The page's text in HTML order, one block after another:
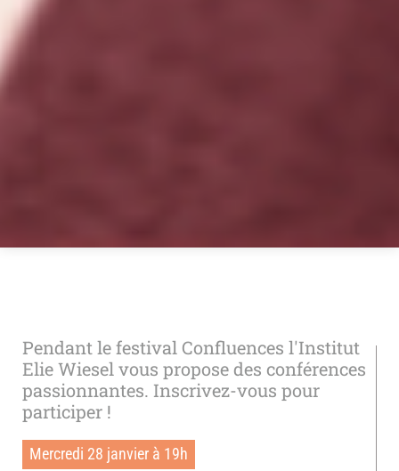
Pendant le festival Confluences l'Institut
Elie Wiesel vous propose des conférences
passionnantes. Inscrivez-vous pour
participer !
Mercredi 28 janvier à 19h